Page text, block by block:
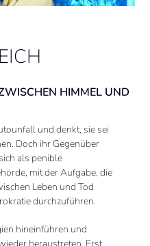
HIMMEL UND
und denkt, sie sei
Doch ihr Gegenüber
als penible
mit der Aufgabe, die
Leben und Tod
durchzuführen.
hineinführen und